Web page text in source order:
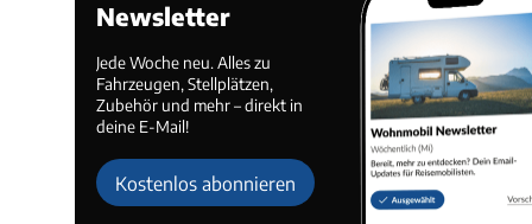
Newsletter
Jede Woche neu. Alles zu
Fahrzeugen, Stellplätzen,
Zubehör und mehr – direkt in
deine E-Mail!
Kostenlos abonnieren